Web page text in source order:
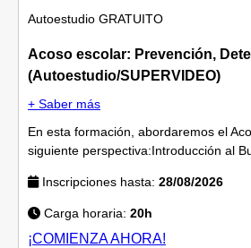
Autoestudio GRATUITO
Acoso escolar: Prevención,
(Autoestudio/SUPERVIDEO)
+ Saber más
En esta formación, abordaremos el
siguiente perspectiva:Introducción al
Inscripciones hasta: 28/08/2026
Carga horaria: 20h
¡COMIENZA AHORA!